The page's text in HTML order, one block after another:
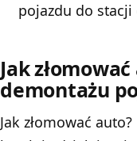
pojazdu do stacji
Jak
demontażu
Jak złomować